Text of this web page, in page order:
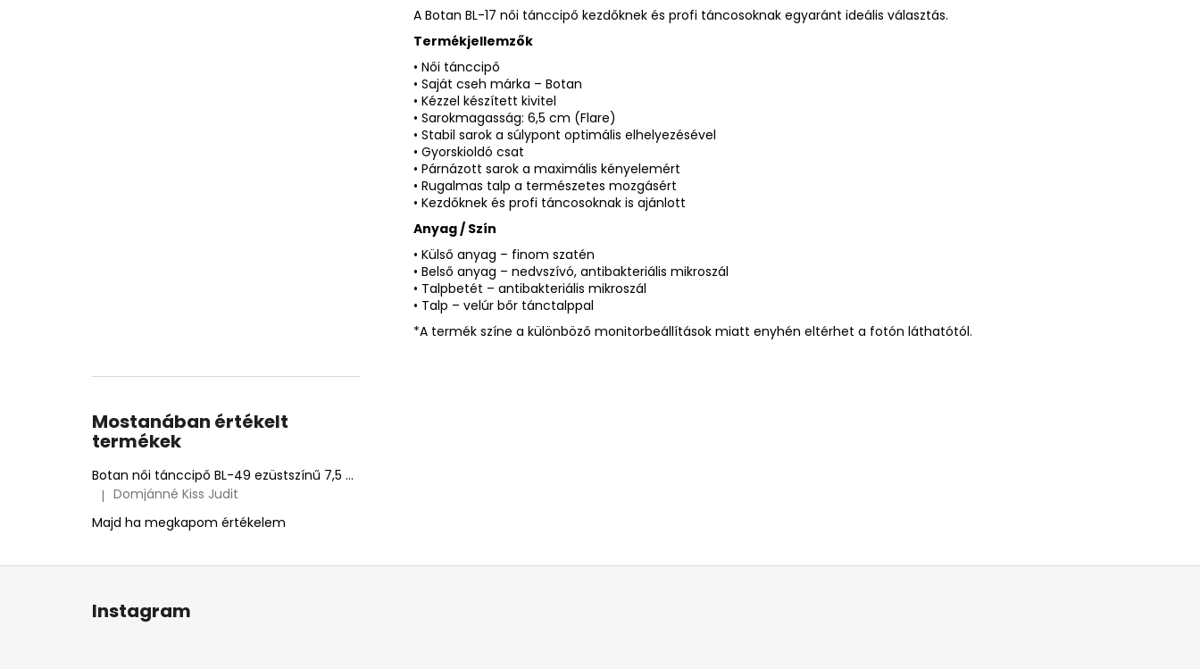
Mostanában értékelt
termékek
Botan női tánccipő BL-49 ezüstszínű 7,5 cm Flare
A termék értékelése 5-ből 5 csillag.
| Domjánné Kiss Judit
Majd ha megkapom értékelem
A Botan BL-17 női tánccipő kezdőknek és profi táncosoknak egyaránt ideális választás.
Termékjellemzők
• Női tánccipő
• Saját cseh márka – Botan
• Kézzel készített kivitel
• Sarokmagasság: 6,5 cm (Flare)
• Stabil sarok a súlypont optimális elhelyezésével
• Gyorskioldó csat
• Párnázott sarok a maximális kényelemért
• Rugalmas talp a természetes mozgásért
• Kezdőknek és profi táncosoknak is ajánlott
Anyag / Szín
• Külső anyag – finom szatén
• Belső anyag – nedvszívó, antibakteriális mikroszál
• Talpbetét – antibakteriális mikroszál
• Talp – velúr bőr tánctalppal
*A termék színe a különböző monitorbeállítások miatt enyhén eltérhet a fotón láthatótól.
L
Instagram